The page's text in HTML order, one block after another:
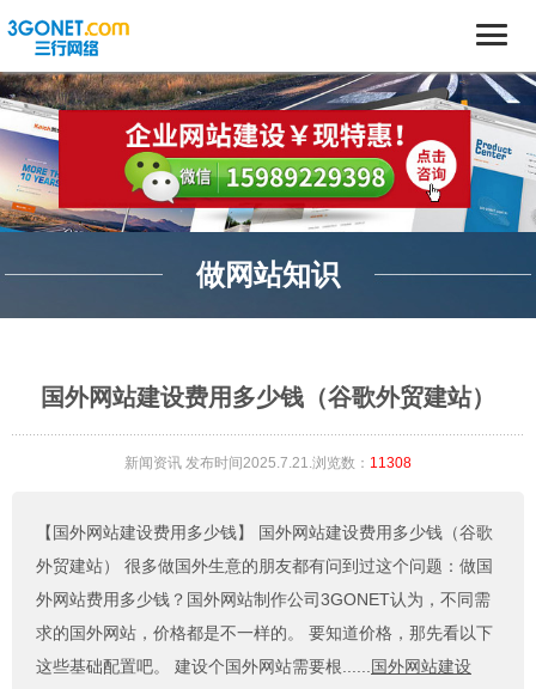
做网站知识
国外网站建设费用多少钱（谷歌外贸建站）
新闻资讯 发布时间2025.7.21.浏览数： 11308
【国外网站建设费用多少钱】
国外网站建设费用多少钱（谷歌
外贸建站） 很多做国外生意的朋友都有问到过这个问题：做国
外网站费用多少钱？国外网站制作公司3GONET认为，不同需
求的国外网站，价格都是不一样的。 要知道价格，那先看以下
这些基础配置吧。 建设个国外网站需要根......国外网站建设